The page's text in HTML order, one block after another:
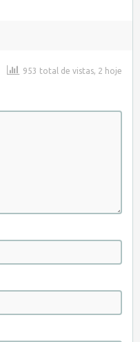
953 total de vistas, 2 hoje